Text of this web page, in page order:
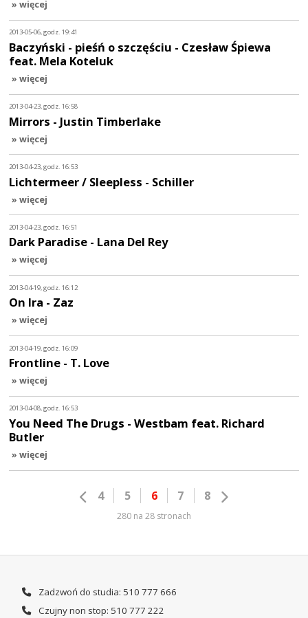
» więcej
2013-05-06, godz. 19:41
Baczyński - pieśń o szczęściu - Czesław Śpiewa
feat. Mela Koteluk
» więcej
2013-04-23, godz. 16:58
Mirrors - Justin Timberlake
» więcej
2013-04-23, godz. 16:53
Lichtermeer / Sleepless - Schiller
» więcej
2013-04-23, godz. 16:51
Dark Paradise - Lana Del Rey
» więcej
2013-04-19, godz. 16:12
On Ira - Zaz
» więcej
2013-04-19, godz. 16:09
Frontline - T. Love
» więcej
2013-04-08, godz. 16:53
You Need The Drugs - Westbam feat. Richard
Butler
» więcej
4 5 6 7 8
280 na 28 stronach
Zadzwoń do studia: 510 777 666
Czujny non stop: 510 777 222